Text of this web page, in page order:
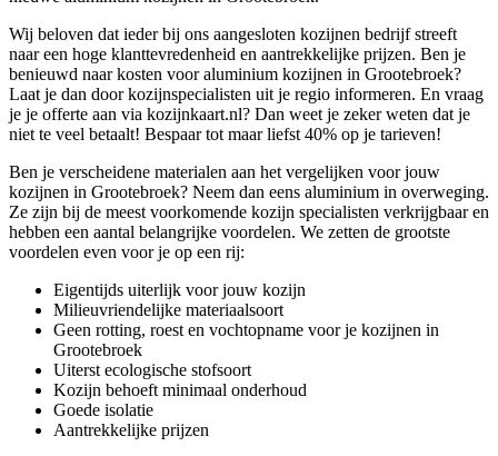
Wij beloven dat ieder bij ons aangesloten kozijnen bedrijf streeft
naar een hoge klanttevredenheid en aantrekkelijke prijzen. Ben je
benieuwd naar kosten voor aluminium kozijnen in Grootebroek?
Laat je dan door kozijnspecialisten uit je regio informeren. En vraag
je je offerte aan via kozijnkaart.nl? Dan weet je zeker weten dat je
niet te veel betaalt! Bespaar tot maar liefst 40% op je tarieven!
Ben je verscheidene materialen aan het vergelijken voor jouw
kozijnen in Grootebroek? Neem dan eens aluminium in overweging.
Ze zijn bij de meest voorkomende kozijn specialisten verkrijgbaar en
hebben een aantal belangrijke voordelen. We zetten de grootste
voordelen even voor je op een rij:
Eigentijds uiterlijk voor jouw kozijn
Milieuvriendelijke materiaalsoort
Geen rotting, roest en vochtopname voor je kozijnen in
Grootebroek
Uiterst ecologische stofsoort
Kozijn behoeft minimaal onderhoud
Goede isolatie
Aantrekkelijke prijzen